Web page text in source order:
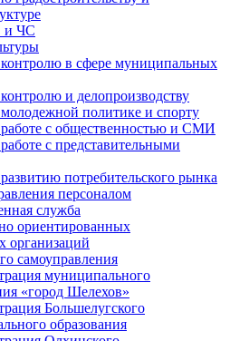
и ЧС
в сфере муниципальных
и делопроизводству
политике и спорту
с общественностью и СМИ
с представительными
потребительского рынка
персоналом
служба
ориентированных
организаций
самоуправления
муниципального
«город Шелехов»
Большелугского
образования